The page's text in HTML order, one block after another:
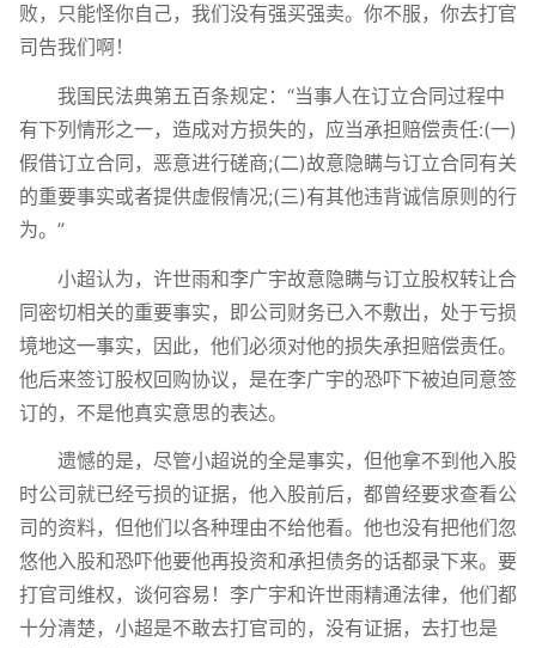
败，只能怪你自己，我们没有强买强卖。你不服，你去打官
司告我们啊！
我国民法典第五百条规定：“当事人在订立合同过程中
有下列情形之一，造成对方损失的，应当承担赔偿责任:(一)
假借订立合同，恶意进行磋商;(二)故意隐瞒与订立合同有关
的重要事实或者提供虚假情况;(三)有其他违背诚信原则的行
为。”
小超认为，许世雨和李广宇故意隐瞒与订立股权转让合
同密切相关的重要事实，即公司财务已入不敷出，处于亏损
境地这一事实，因此，他们必须对他的损失承担赔偿责任。
他后来签订股权回购协议，是在李广宇的恐吓下被迫同意签
订的，不是他真实意思的表达。
遗憾的是，尽管小超说的全是事实，但他拿不到他入股
时公司就已经亏损的证据，他入股前后，都曾经要求查看公
司的资料，但他们以各种理由不给他看。他也没有把他们忽
悠他入股和恐吓他要他再投资和承担债务的话都录下来。要
打官司维权，谈何容易！李广宇和许世雨精通法律，他们都
十分清楚，小超是不敢去打官司的，没有证据，去打也是